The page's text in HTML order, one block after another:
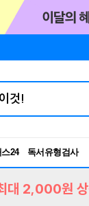
24
독서유형검사
RBTI Lab
대 2,000원 상